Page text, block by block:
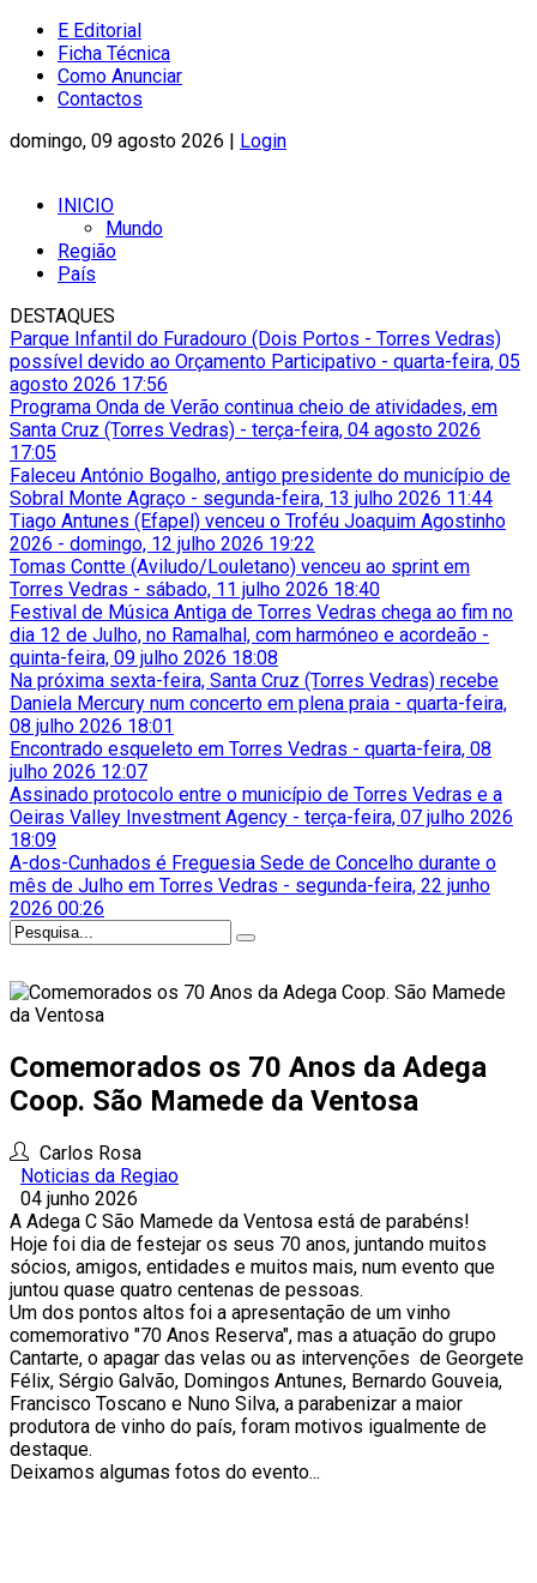
E Editorial
Ficha Técnica
Como Anunciar
Contactos
domingo, 09 agosto 2026 | Login
INICIO
Mundo
Região
País
DESTAQUES
Parque Infantil do Furadouro (Dois Portos - Torres Vedras)
possível devido ao Orçamento Participativo - quarta-feira, 05
agosto 2026 17:56
Programa Onda de Verão continua cheio de atividades, em
Santa Cruz (Torres Vedras) - terça-feira, 04 agosto 2026
17:05
Faleceu António Bogalho, antigo presidente do município de
Sobral Monte Agraço - segunda-feira, 13 julho 2026 11:44
Tiago Antunes (Efapel) venceu o Troféu Joaquim Agostinho
2026 - domingo, 12 julho 2026 19:22
Tomas Contte (Aviludo/Louletano) venceu ao sprint em
Torres Vedras - sábado, 11 julho 2026 18:40
Festival de Música Antiga de Torres Vedras chega ao fim no
dia 12 de Julho, no Ramalhal, com harmóneo e acordeão -
quinta-feira, 09 julho 2026 18:08
Na próxima sexta-feira, Santa Cruz (Torres Vedras) recebe
Daniela Mercury num concerto em plena praia - quarta-feira,
08 julho 2026 18:01
Encontrado esqueleto em Torres Vedras - quarta-feira, 08
julho 2026 12:07
Assinado protocolo entre o município de Torres Vedras e a
Oeiras Valley Investment Agency - terça-feira, 07 julho 2026
18:09
A-dos-Cunhados é Freguesia Sede de Concelho durante o
mês de Julho em Torres Vedras - segunda-feira, 22 junho
2026 00:26
Comemorados os 70 Anos da Adega
Coop. São Mamede da Ventosa
Carlos Rosa
Noticias da Regiao
04 junho 2026
A Adega C São Mamede da Ventosa está de parabéns!
Hoje foi dia de festejar os seus 70 anos, juntando muitos
sócios, amigos, entidades e muitos mais, num evento que
juntou quase quatro centenas de pessoas.
Um dos pontos altos foi a apresentação de um vinho
comemorativo "70 Anos Reserva", mas a atuação do grupo
Cantarte, o apagar das velas ou as intervenções de Georgete
Félix, Sérgio Galvão, Domingos Antunes, Bernardo Gouveia,
Francisco Toscano e Nuno Silva, a parabenizar a maior
produtora de vinho do país, foram motivos igualmente de
destaque.
Deixamos algumas fotos do evento...